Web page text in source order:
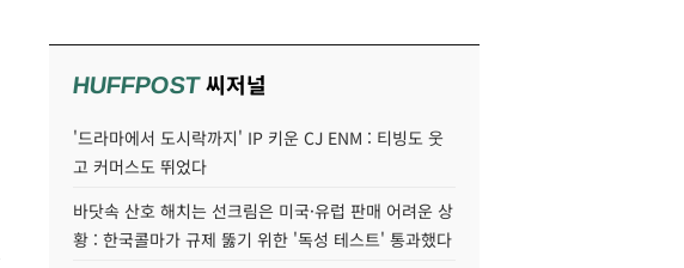
HUFFPOST씨저널
'드라마에서 도시락까지' IP 키운 CJ ENM : 티빙도 웃
고 커머스도 뛰었다
바닷속 산호 해치는 선크림은 미국·유럽 판매 어려운 상
황 : 한국콜마가 규제 뚫기 위한 '독성 테스트' 통과했다